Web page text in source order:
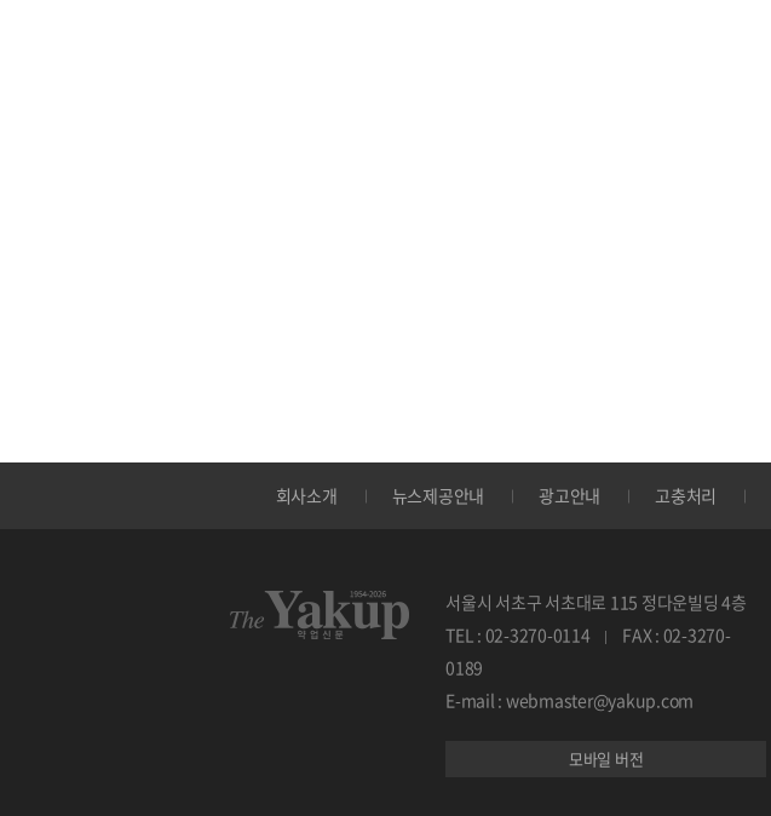
회사소개 뉴스제공안내 광고안내 고충처리
서울시 서초구 서초대로 115 정다운빌딩 4층
TEL : 02-3270-0114
FAX : 02-3270-
0189
E-mail : webmaster@yakup.com
모바일 버전